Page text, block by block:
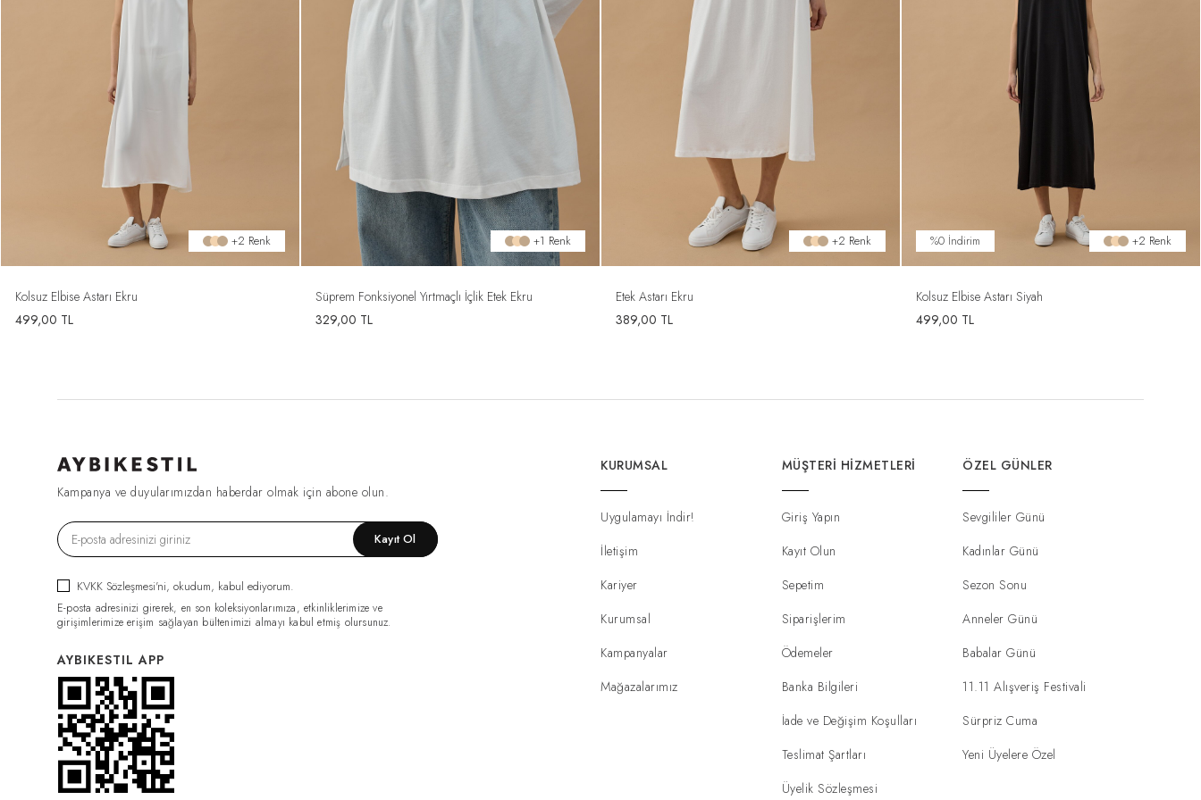
+2 Renk
Kolsuz Elbise Astarı Ekru
499,00 TL
+1 Renk
Süprem Fonksiyonel Yırtmaçlı İçlik Etek Ekru
329,00 TL
+2 Renk
Etek Astarı Ekru
389,00 TL
%0 İndirim +2 Renk
Kolsuz Elbise Astarı Siyah
499,00 TL
Kampanya ve duyularımızdan haberdar olmak için abone olun.
Kayıt Ol
KVKK Sözleşmesi'ni, okudum, kabul ediyorum.
E-posta adresinizi girerek, en son koleksiyonlarımıza, etkinliklerimize ve
girişimlerimize erişim sağlayan bültenimizi almayı kabul etmiş olursunuz.
AYBIKESTIL APP
KURUMSAL
Uygulamayı İndir!
İletişim
Kariyer
Kurumsal
Kampanyalar
Mağazalarımız
MÜŞTERI HIZMETLERI
Giriş Yapın
Kayıt Olun
Sepetim
Siparişlerim
Ödemeler
Banka Bilgileri
İade ve Değişim Koşulları
Teslimat Şartları
Üyelik Sözleşmesi
ÖZEL GÜNLER
Sevgililer Günü
Kadınlar Günü
Sezon Sonu
Anneler Günü
Babalar Günü
11.11 Alışveriş Festivali
Sürpriz Cuma
Yeni Üyelere Özel